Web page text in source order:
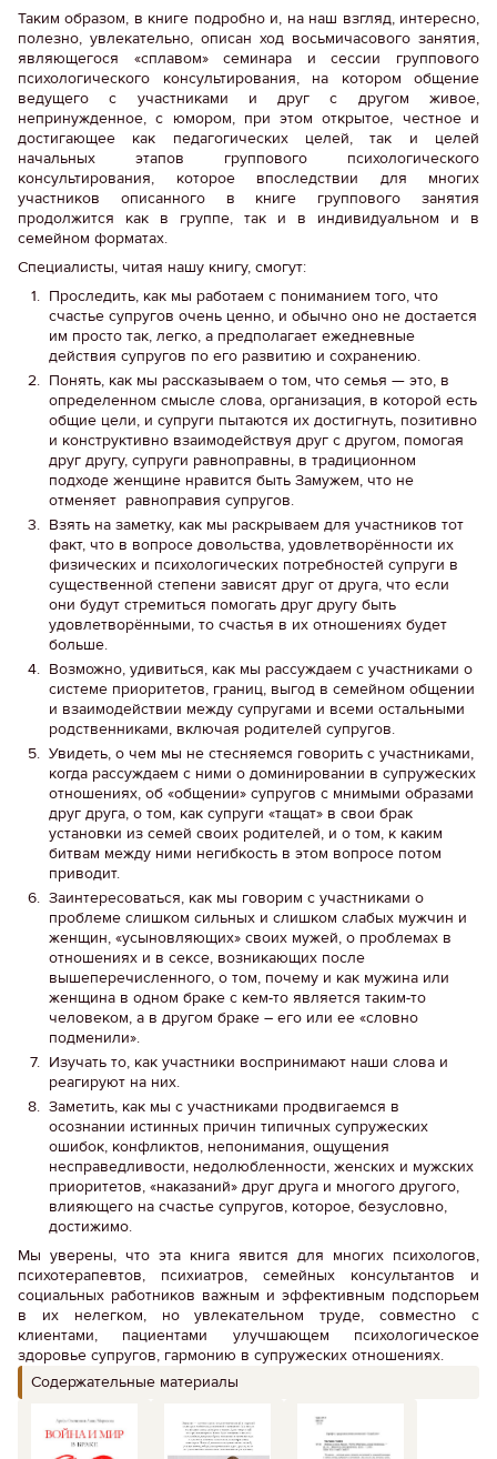
Таким образом, в книге подробно и, на наш взгляд, интересно,
полезно, увлекательно, описан ход восьмичасового занятия,
являющегося «сплавом» семинара и сессии группового
психологического консультирования, на котором общение
ведущего с участниками и друг с другом живое,
непринужденное, с юмором, при этом открытое, честное и
достигающее как педагогических целей, так и целей
начальных этапов группового психологического
консультирования, которое впоследствии для многих
участников описанного в книге группового занятия
продолжится как в группе, так и в индивидуальном и в
семейном форматах.
Специалисты, читая нашу книгу, смогут:
Проследить, как мы работаем с пониманием того, что
счастье супругов очень ценно, и обычно оно не достается
им просто так, легко, а предполагает ежедневные
действия супругов по его развитию и сохранению.
Понять, как мы рассказываем о том, что семья — это, в
определенном смысле слова, организация, в которой есть
общие цели, и супруги пытаются их достигнуть, позитивно
и конструктивно взаимодействуя друг с другом, помогая
друг другу, супруги равноправны, в традиционном
подходе женщине нравится быть Замужем, что не
отменяет равноправия супругов.
Взять на заметку, как мы раскрываем для участников тот
факт, что в вопросе довольства, удовлетворённости их
физических и психологических потребностей супруги в
существенной степени зависят друг от друга, что если
они будут стремиться помогать друг другу быть
удовлетворёнными, то счастья в их отношениях будет
больше.
Возможно, удивиться, как мы рассуждаем с участниками о
системе приоритетов, границ, выгод в семейном общении
и взаимодействии между супругами и всеми остальными
родственниками, включая родителей супругов.
Увидеть, о чем мы не стесняемся говорить с участниками,
когда рассуждаем с ними о доминировании в супружеских
отношениях, об «общении» супругов с мнимыми образами
друг друга, о том, как супруги «тащат» в свои брак
установки из семей своих родителей, и о том, к каким
битвам между ними негибкость в этом вопросе потом
приводит.
Заинтересоваться, как мы говорим с участниками о
проблеме слишком сильных и слишком слабых мужчин и
женщин, «усыновляющих» своих мужей, о проблемах в
отношениях и в сексе, возникающих после
вышеперечисленного, о том, почему и как мужина или
женщина в одном браке с кем-то является таким-то
человеком, а в другом браке – его или ее «словно
подменили».
Изучать то, как участники воспринимают наши слова и
реагируют на них.
Заметить, как мы с участниками продвигаемся в
осознании истинных причин типичных супружеских
ошибок, конфликтов, непонимания, ощущения
несправедливости, недолюбленности, женских и мужских
приоритетов, «наказаний» друг друга и многого другого,
влияющего на счастье супругов, которое, безусловно,
достижимо.
Мы уверены, что эта книга явится для многих психологов,
психотерапевтов, психиатров, семейных консультантов и
социальных работников важным и эффективным подспорьем
в их нелегком, но увлекательном труде, совместно с
клиентами, пациентами улучшающем психологическое
здоровье супругов, гармонию в супружеских отношениях.
Содержательные материалы